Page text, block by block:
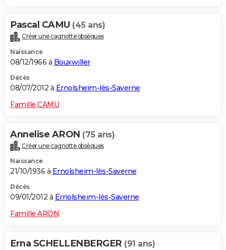
Pascal CAMU (45 ans)
Créer une cagnotte obsèques
Naissance
08/12/1966 à Bouxwiller
Décès
08/07/2012 à Ernolsheim-lès-Saverne
Famille CAMU
Annelise ARON (75 ans)
Créer une cagnotte obsèques
Naissance
21/10/1936 à Ernolsheim-lès-Saverne
Décès
09/01/2012 à Ernolsheim-lès-Saverne
Famille ARON
Erna SCHELLENBERGER (91 ans)